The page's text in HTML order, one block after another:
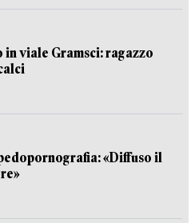
viale Gramsci: ragazzo
«Diffuso il